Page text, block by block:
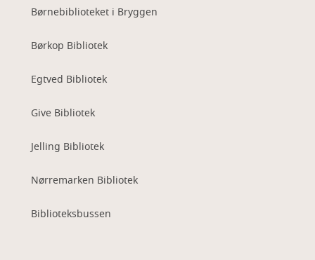
Børnebiblioteket i Bryggen
Børkop Bibliotek
Egtved Bibliotek
Give Bibliotek
Jelling Bibliotek
Nørremarken Bibliotek
Biblioteksbussen